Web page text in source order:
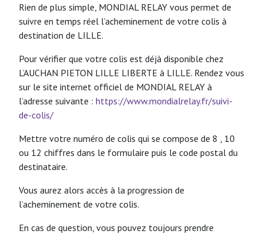
Rien de plus simple, MONDIAL RELAY vous permet de
suivre en temps réel l’acheminement de votre colis à
destination de LILLE.
Pour vérifier que votre colis est déjà disponible chez
L’AUCHAN PIETON LILLE LIBERTE à LILLE. Rendez vous
sur le site internet officiel de MONDIAL RELAY à
l’adresse suivante : https://www.mondialrelay.fr/suivi-
de-colis/
Mettre votre numéro de colis qui se compose de 8 , 10
ou 12 chiffres dans le formulaire puis le code postal du
destinataire.
Vous aurez alors accès à la progression de
l’acheminement de votre colis.
En cas de question, vous pouvez toujours prendre